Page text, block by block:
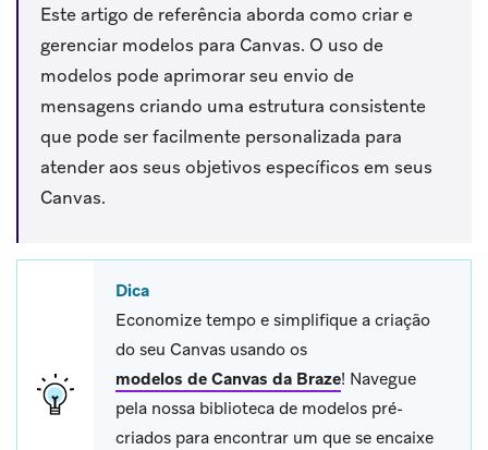
Este artigo de referência aborda como criar e
gerenciar modelos para Canvas. O uso de
modelos pode aprimorar seu envio de
mensagens criando uma estrutura consistente
que pode ser facilmente personalizada para
atender aos seus objetivos específicos em seus
Canvas.
Dica
Economize tempo e simplifique a criação
do seu Canvas usando os
modelos de Canvas da Braze! Navegue
pela nossa biblioteca de modelos pré-
criados para encontrar um que se encaixe